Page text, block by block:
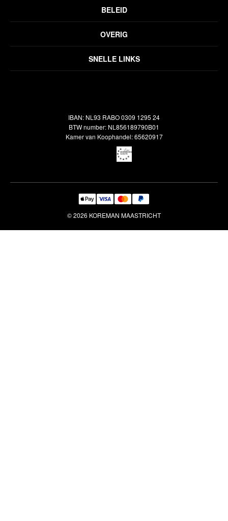
SNELLE LINKS
OVERIG
Inspiratie
Veelgestelde vragen
BELEID
Disclaimer
Verzendbeleid
IBAN: NL93 RABO 0309 1295 24
BTW number: NL856189790B01
Kamer van Koophandel: 65620917
© 2026 KOREMAN MAASTRICHT